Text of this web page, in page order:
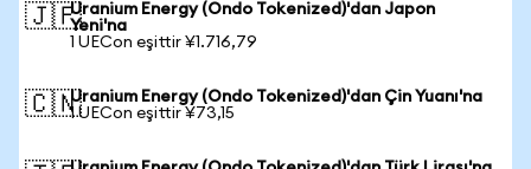
🇯🇵Uranium Energy (Ondo Tokenized)'dan Japon
Yeni'na
1 UECon eşittir ¥1.716,79
🇨🇳Uranium Energy (Ondo Tokenized)'dan Çin Yuanı'na
1 UECon eşittir ¥73,15